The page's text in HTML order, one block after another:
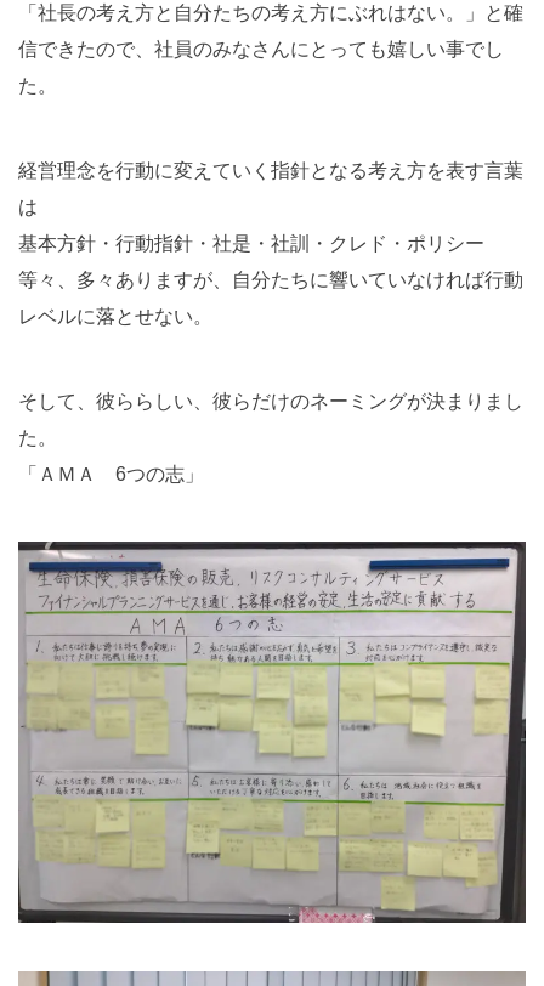
「社長の考え方と自分たちの考え方にぶれはない。」と確
信できたので、社員のみなさんにとっても嬉しい事でし
た。
経営理念を行動に変えていく指針となる考え方を表す言葉
は
基本方針・行動指針・社是・社訓・クレド・ポリシー
等々、多々ありますが、自分たちに響いていなければ行動
レベルに落とせない。
そして、彼ららしい、彼らだけのネーミングが決まりまし
た。
「ＡＭＡ 6つの志」